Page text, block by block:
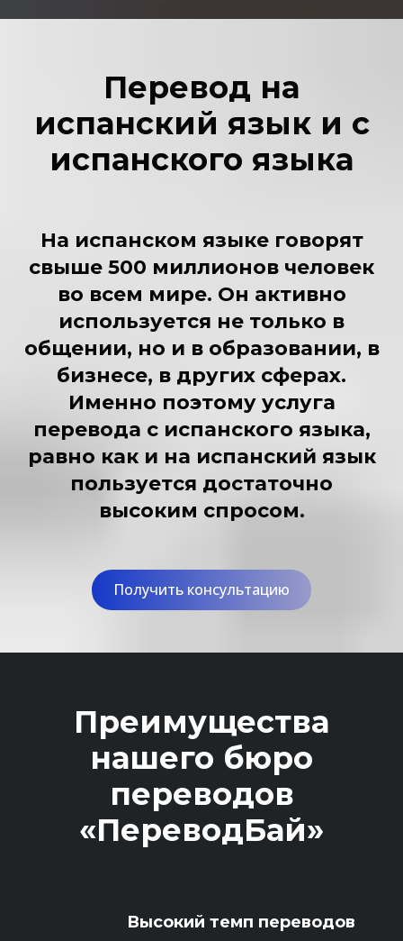
Перевод на
испанский язык и с
испанского языка
На испанском языке говорят
свыше 500 миллионов человек
во всем мире. Он активно
используется не только в
общении, но и в образовании, в
бизнесе, в других сферах.
Именно поэтому услуга
перевода с испанского языка,
равно как и на испанский язык
пользуется достаточно
высоким спросом.
Получить консультацию
Преимущества
нашего бюро
переводов
«ПереводБай»
Высокий темп переводов